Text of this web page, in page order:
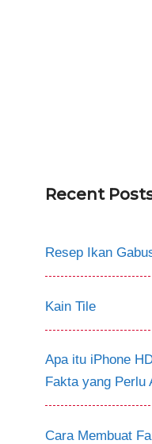
Recent
Resep Ikan
Kain Tile
Apa itu iPhone
Fakta yang Perlu
Cara Membuat